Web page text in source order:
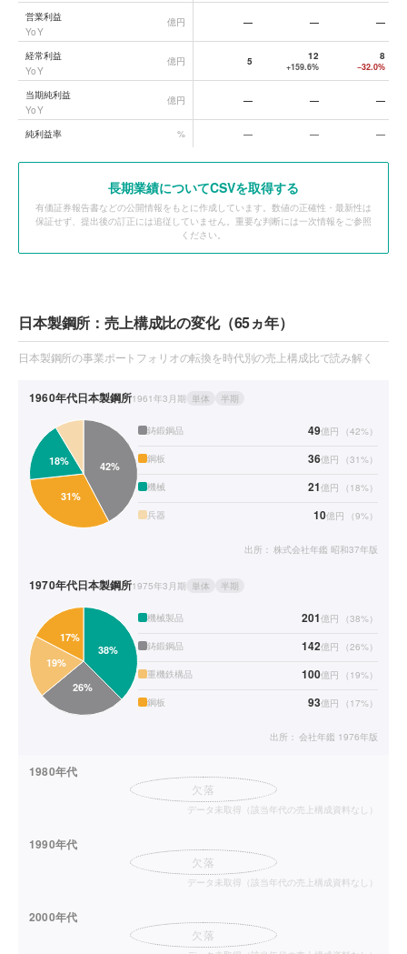
営業利益
YoY
億円 — — —
経常利益
YoY
億円 5 12
+159.6%
8
−32.0%
当期純利益
YoY
億円 — — —
純利益率 % — — —
長期業績についてCSVを取得する
有価証券報告書などの公開情報をもとに作成しています。数値の正確性・最新性は
保証せず、提出後の訂正には追従していません。重要な判断には一次情報をご参照
ください。
日本製鋼所：売上構成比の変化（65ヵ年）
日本製鋼所の事業ポートフォリオの転換を時代別の売上構成比で読み解く
1960年代日本製鋼所1961年3月期 単体 半期
鋳鍛鋼品 49億円 （42%）
鋼板 36億円 （31%）
機械 21億円 （ 18%）
兵器 10億円 （9%）
出所： 株式会社年鑑 昭和37年版
1970年代日本製鋼所1975年3月期 単体 半期
機械製品 201億円 （38%）
鋳鍛鋼品 142億円 （26%）
重機鉄構品 100億円 （ 19%）
鋼板 93億円 （ 17%）
出所： 会社年鑑 1976年版
1980年代
欠落
データ未取得（該当年代の売上構成資料なし）
1990年代
欠落
データ未取得（該当年代の売上構成資料なし）
2000年代
欠落